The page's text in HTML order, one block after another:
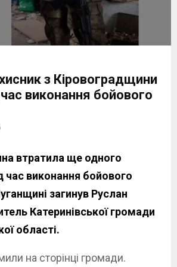
з Кіровоградщини
час виконання бойового
втратила ще одного
час виконання бойового
загинув Руслан
Катеринівської громади
області.
на сторінці громади.